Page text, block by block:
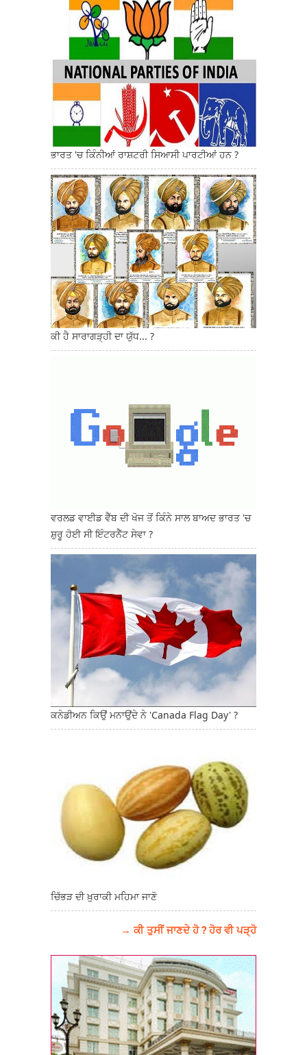
ਭਾਰਤ 'ਚ ਕਿੰਨੀਆਂ ਰਾਸ਼ਟਰੀ ਸਿਆਸੀ ਪਾਰਟੀਆਂ ਹਨ ?
ਕੀ ਹੈ ਸਾਰਾਗੜ੍ਹੀ ਦਾ ਯੁੱਧ... ?
ਵਰਲਡ ਵਾਈਡ ਵੈੱਬ ਦੀ ਖੋਜ ਤੋਂ ਕਿੰਨੇ ਸਾਲ ਬਾਅਦ ਭਾਰਤ 'ਚ
ਸ਼ੁਰੂ ਹੋਈ ਸੀ ਇੰਟਰਨੈੱਟ ਸੇਵਾ ?
ਕਨੇਡੀਅਨ ਕਿਉਂ ਮਨਾਉਂਦੇ ਨੇ 'Canada Flag Day' ?
ਚਿੱਭੜ ਦੀ ਖ਼ੁਰਾਕੀ ਮਹਿਮਾ ਜਾਣੋ
→ ਕੀ ਤੁਸੀਂ ਜਾਣਦੇ ਹੋ ? ਹੋਰ ਵੀ ਪੜ੍ਹੋ